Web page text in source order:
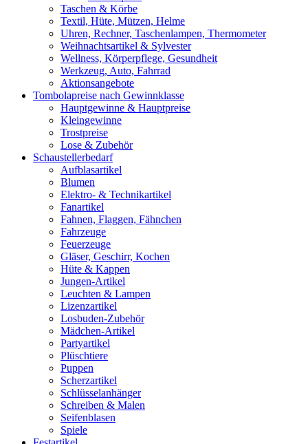
Taschen & Körbe
Textil, Hüte, Mützen, Helme
Uhren, Rechner, Taschenlampen, Thermometer
Weihnachtsartikel & Sylvester
Wellness, Körperpflege, Gesundheit
Werkzeug, Auto, Fahrrad
Aktionsangebote
Tombolapreise nach Gewinnklasse
Hauptgewinne & Hauptpreise
Kleingewinne
Trostpreise
Lose & Zubehör
Schaustellerbedarf
Aufblasartikel
Blumen
Elektro- & Technikartikel
Fanartikel
Fahnen, Flaggen, Fähnchen
Fahrzeuge
Feuerzeuge
Gläser, Geschirr, Kochen
Hüte & Kappen
Jungen-Artikel
Leuchten & Lampen
Lizenzartikel
Losbuden-Zubehör
Mädchen-Artikel
Partyartikel
Plüschtiere
Puppen
Scherzartikel
Schlüsselanhänger
Schreiben & Malen
Seifenblasen
Spiele